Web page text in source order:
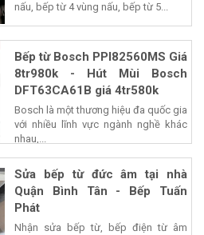
nấu, bếp từ 4 vùng nấu, bếp từ 5...
Bếp từ Bosch PPI82560MS Giá
8tr980k - Hút Mùi Bosch
DFT63CA61B giá 4tr580k
Bosch là một thương hiệu đa quốc gia
với nhiều lĩnh vực ngành nghề khác
nhau,...
Sửa bếp từ đức âm tại nhà
Quận Bình Tân - Bếp Tuấn
Phát
Nhận sửa bếp từ, bếp điện từ âm